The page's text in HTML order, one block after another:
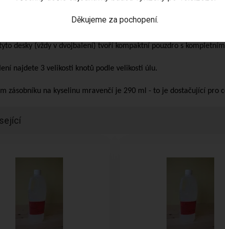
je stabilně umístěn ve vaničce, která zabrání vytečení
desky (vždy v dvojbalení) tvoří kompaktní pouzdro s
najdete 3 velikosti knotů podle velikosti úlu.
zásobníku na kyselinu mravenčí je 290 ml - to je dostačující pro
Děkujeme za pochopení.